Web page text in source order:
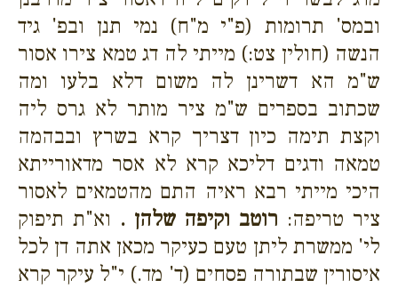
ובמס' תרומות (פ"י מ"ח) נמי תנן ובפ' גיד
הנשה (חולין צט:) מייתי לה דג טמא צירו אסור
ש"מ הא דשרינן לה משום דלא בלעו ומה
שכתוב בספרים ש"מ ציר מותר לא גרס ליה
וקצת תימה כיון דצריך קרא בשרץ ובבהמה
טמאה ודגים דליכא קרא לא אסר מדאורייתא
היכי מייתי רבא ראיה התם מהטמאים לאסור
ציר טריפה: רוטב וקיפה שלהן . וא"ת תיפוק
לי' ממשרת ליתן טעם כעיקר מכאן אתה דן לכל
איסורין שבתורה פסחים (ד' מד.) י"ל עיקר קרא